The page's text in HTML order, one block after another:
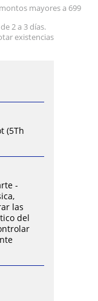
mayores a 699
2 a 3 días.
existencias
(5Th
-
las
del